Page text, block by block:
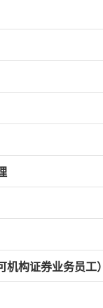
机构证券业务员工）